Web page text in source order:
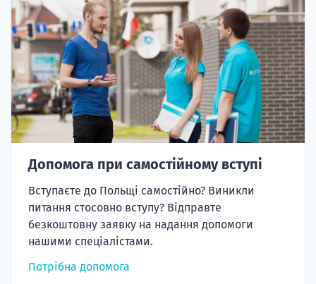
Допомога при самостійному вступі
Вступаєте до Польщі самостійно? Виникли
питання стосовно вступу? Відправте
безкоштовну заявку на надання допомоги
нашими спеціалістами.
Потрібна допомога